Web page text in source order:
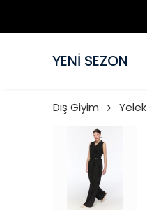
YENİ SEZON
Dış Giyim Yelek